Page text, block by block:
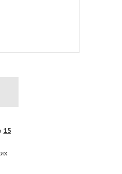
15